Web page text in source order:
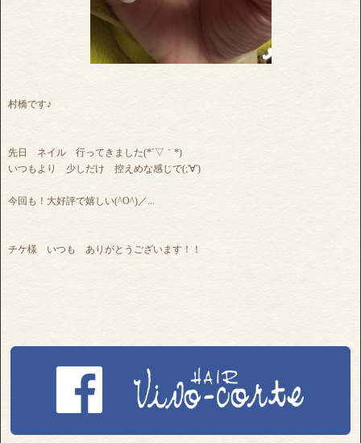
村橋です♪
先日 ネイル 行ってきました(*´▽｀*)
いつもより 少しだけ 控えめな感じで(;'∀')
今回も！大好評で嬉しい(^O^)／...
チケ様 いつも ありがとうございます！！